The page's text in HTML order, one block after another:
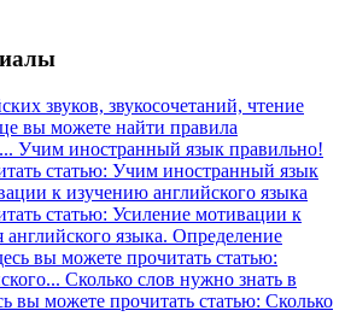
звуков, звукосочетаний, чтение
вы можете найти правила
Учим иностранный язык правильно!
статью: Учим иностранный язык
к изучению английского языка
статью: Усиление мотивации к
языка. Определение
вы можете прочитать статью:
Сколько слов нужно знать в
вы можете прочитать статью: Сколько